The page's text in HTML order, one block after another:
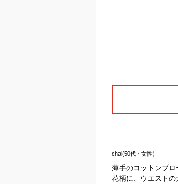
chai(50代・女性)
薄手のコットンブ
花柄に、ウエスト